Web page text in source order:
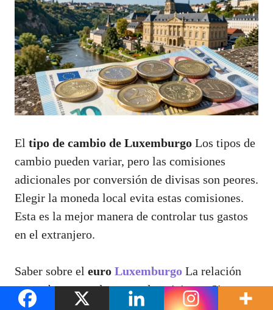
El tipo de cambio de Luxemburgo Los tipos de
cambio pueden variar, pero las comisiones
adicionales por conversión de divisas son peores.
Elegir la moneda local evita estas comisiones.
Esta es la mejor manera de controlar tus gastos
en el extranjero.
Saber sobre el euro Luxemburgo La relación
con tu banco es clave para los viajeros. Siempre